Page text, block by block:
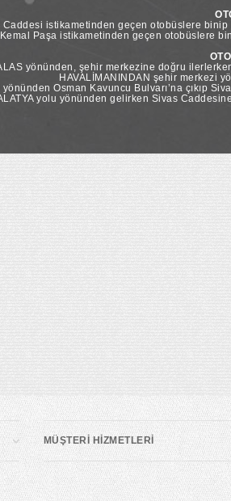
Caddesi istikametinden geçen otobüslere
Paşa istikametinden geçen otobüslere
yönünden, şehir merkezine doğru
HAVALİMANINDAN şehir merkezi
yönünden Osman Kavuncu Bulvarı’na çıkıp
yolu yönünden gelirken Sivas
MÜŞTERİ HİZMETLERİ